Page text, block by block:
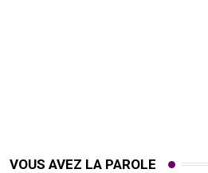
VOUS AVEZ LA PAROLE